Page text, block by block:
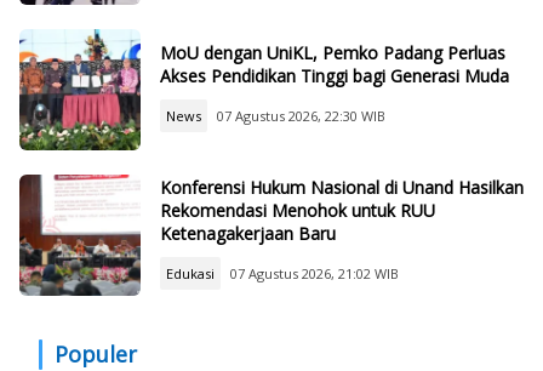
MoU dengan UniKL, Pemko Padang Perluas
Akses Pendidikan Tinggi bagi Generasi Muda
News 07 Agustus 2026, 22:30 WIB
Konferensi Hukum Nasional di Unand Hasilkan
Rekomendasi Menohok untuk RUU
Ketenagakerjaan Baru
Edukasi 07 Agustus 2026, 21:02 WIB
Populer